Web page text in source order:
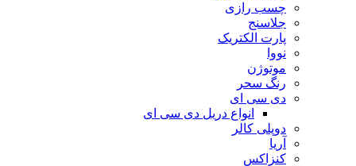
چسب رازی
جلاسنج
پارت الکتریک
نووا
موتوژن
رنگ سحر
دی سی ای
انواع دریل دی سی ای
دوپلی کالر
آریا
کنزاکس